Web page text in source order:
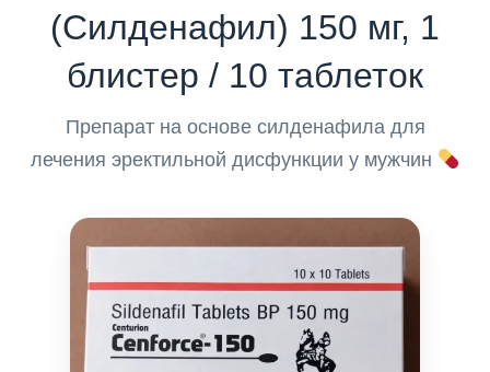
(Силденафил) 150 мг, 1
блистер / 10 таблеток
Препарат на основе силденафила для
лечения эректильной дисфункции у мужчин